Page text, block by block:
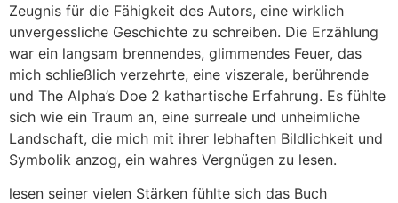
Zeugnis für die Fähigkeit des Autors, eine wirklich
unvergessliche Geschichte zu schreiben. Die Erzählung
war ein langsam brennendes, glimmendes Feuer, das
mich schließlich verzehrte, eine viszerale, berührende
und The Alpha’s Doe 2 kathartische Erfahrung. Es fühlte
sich wie ein Traum an, eine surreale und unheimliche
Landschaft, die mich mit ihrer lebhaften Bildlichkeit und
Symbolik anzog, ein wahres Vergnügen zu lesen.
lesen seiner vielen Stärken fühlte sich das Buch